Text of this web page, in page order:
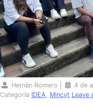
Hernán Romero
4 de
Categoría IDEA Mincyt Leave